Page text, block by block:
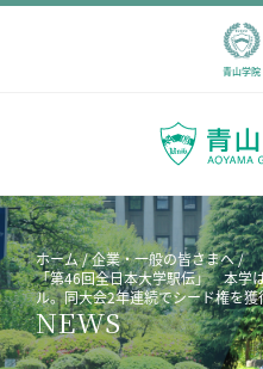
青山学院
ホーム
企業・一般の皆さまへ
「第46回全日本大学駅伝」 本学
ル。同大会2年連続でシード権を獲
NEWS